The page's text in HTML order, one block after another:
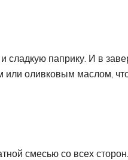
сладкую паприку. И в
или оливковым маслом,
смесью со всех сторон.